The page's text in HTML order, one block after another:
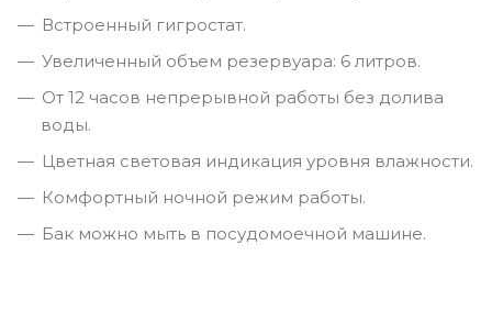
Встроенный гигростат.
Увеличенный объем резервуара: 6 литров.
От 12 часов непрерывной работы без долива
воды.
Цветная световая индикация уровня влажности.
Комфортный ночной режим работы.
Бак можно мыть в посудомоечной машине.